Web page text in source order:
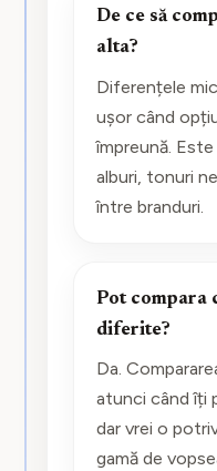
De ce să
alta?
Diferențele
ușor când
împreună.
alburi, tonuri
între branduri.
Pot compara
diferite?
Da.
atunci când îți
dar vrei o
gamă de